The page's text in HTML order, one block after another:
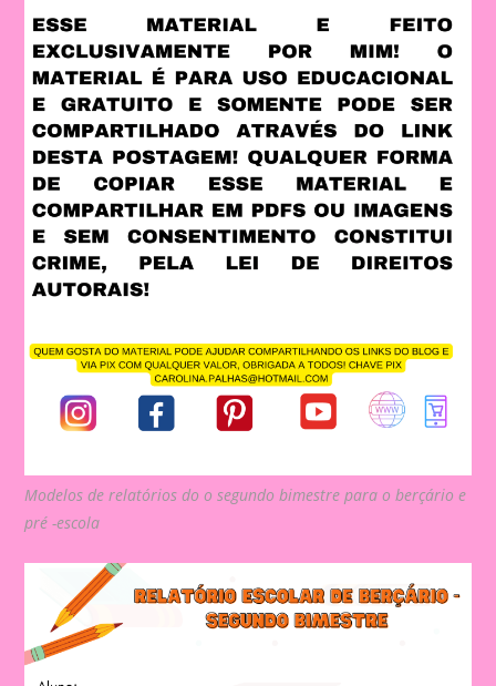
Modelos de relatórios do o segundo bimestre para o berçário e
pré -escola